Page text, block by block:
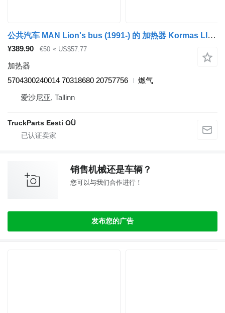
公共汽车 MAN Lion's bus (1991-) 的 加热器 Kormas LIONS CITY A23 (01.96-12.11) 5704300240014
¥389.90 €50 ≈ US$57.77
加热器
5704300240014 70318680 20757756
燃气
爱沙尼亚, Tallinn
TruckParts Eesti OÜ
销售机械还是车辆？
您可以与我们合作进行！
发布您的广告